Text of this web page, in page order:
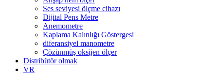
Ses seviyesi ölçme cihazı
Dijital Pens Metre
Anemometre
Kaplama Kalınlığı Göstergesi
diferansiyel manometre
Çözünmüş oksijen ölçer
Distribütör olmak
VR